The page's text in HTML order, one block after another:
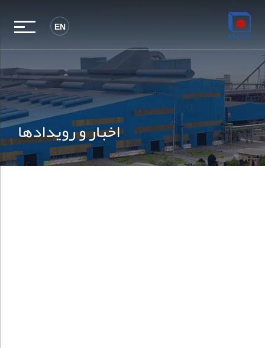
EN
اخبار و رویدادها